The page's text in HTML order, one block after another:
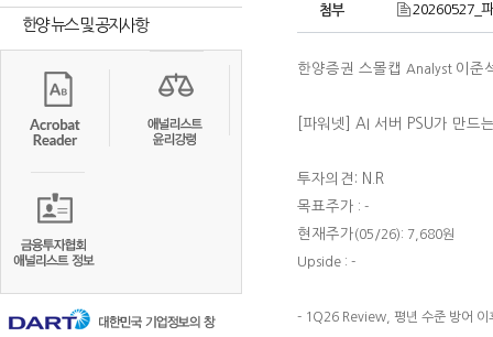
한양 뉴스 및 공지사항
첨부 20260527_
한양증권 스몰캡 Analyst 이준
[파워넷] AI 서버 PSU가 만드
투자의견: N.R
목표주가 : -
현재주가(05/26): 7,680원
Upside : -
- 1Q26 Review, 평년 수준 방어 이